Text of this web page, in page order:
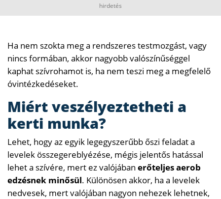
hirdetés
Ha nem szokta meg a rendszeres testmozgást, vagy
nincs formában, akkor nagyobb valószínűséggel
kaphat szívrohamot is, ha nem teszi meg a megfelelő
óvintézkedéseket.
Miért veszélyeztetheti a
kerti munka?
Lehet, hogy az egyik legegyszerűbb őszi feladat a
levelek összegereblyézése, mégis jelentős hatással
lehet a szívére, mert ez valójában erőteljes aerob
edzésnek minősül. Különösen akkor, ha a levelek
nedvesek, mert valójában nagyon nehezek lehetnek,